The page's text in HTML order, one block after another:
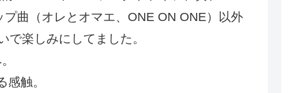
曲（オレとオマエ、ONE ON ONE）以外
で楽しみにしてました。
触。